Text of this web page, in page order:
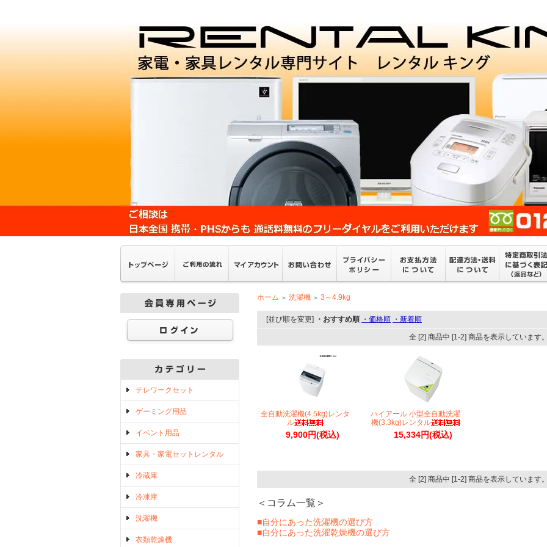
テレワークセット
ゲーミング用品
イベント用品
家具・家電セットレンタル
冷蔵庫
冷凍庫
洗濯機
衣類乾燥機
ホーム ＞ 洗濯機 ＞ 3～4.9kg
[並び順を変更] ・おすすめ順 ・価格順 ・新着順
全 [2] 商品中 [1-2] 商品を表示しています
全自動洗濯機(4.5kg)レンタ
ル
9,900円(税込)
ハイアール 小型全自動洗濯
機(3.3kg)レンタル
15,334円(税込)
全 [2] 商品中 [1-2] 商品を表示しています
＜コラム一覧＞
■自分にあった洗濯機の選び方
■自分にあった洗濯乾燥機の選び方